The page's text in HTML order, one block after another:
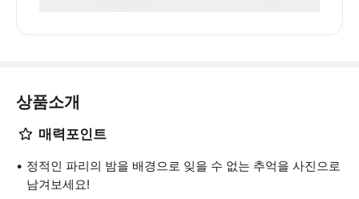
상품소개
매력포인트
정적인 파리의 밤을 배경으로 잊을 수 없는 추억을 사진으로
남겨보세요!